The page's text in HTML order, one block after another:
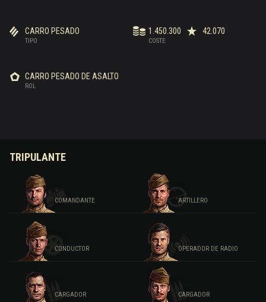
TIPO
CARRO PESADO
COSTE
1.450.300 42.070
ROL
CARRO PESADO DE ASALTO
TRIPULANTE
COMANDANTE ARTILLERO
CONDUCTOR OPERADOR DE RADIO
CARGADOR CARGADOR